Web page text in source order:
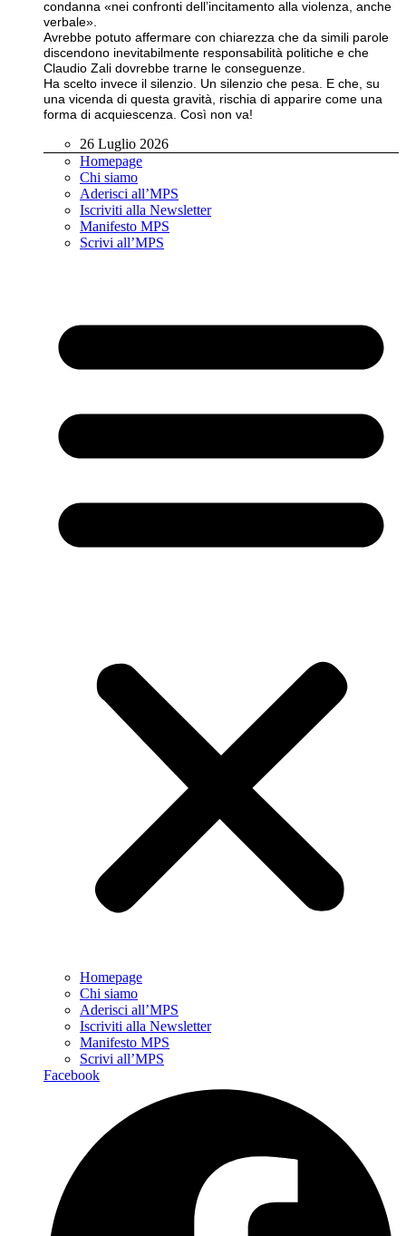
condanna «nei confronti dell’incitamento alla violenza, anche
verbale».
Avrebbe potuto affermare con chiarezza che da simili parole
discendono inevitabilmente responsabilità politiche e che
Claudio Zali dovrebbe trarne le conseguenze.
Ha scelto invece il silenzio. Un silenzio che pesa. E che, su
una vicenda di questa gravità, rischia di apparire come una
forma di acquiescenza. Così non va!
26 Luglio 2026
Homepage
Chi siamo
Aderisci all’MPS
Iscriviti alla Newsletter
Manifesto MPS
Scrivi all’MPS
Homepage
Chi siamo
Aderisci all’MPS
Iscriviti alla Newsletter
Manifesto MPS
Scrivi all’MPS
Facebook